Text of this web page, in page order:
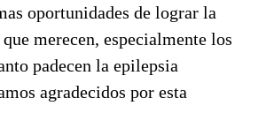
oportunidades de lograr la
merecen, especialmente los
padecen la epilepsia
agradecidos por esta